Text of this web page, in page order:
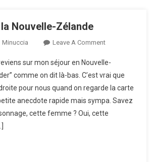
Nouvelle-Zélande
Minuccia Leave A CommentOn Retour
Nouvelle-
Zélande
sur mon séjour en Nouvelle-
comme on dit là-bas. C’est vrai que
pour nous quand on regarde la carte
anecdote rapide mais sympa. Savez
cette femme ? Oui, cette